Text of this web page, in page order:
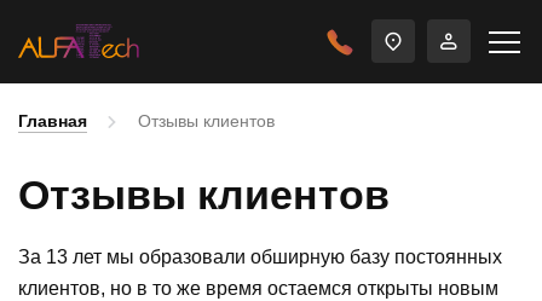
Главная Отзывы клиентов
Отзывы клиентов
За 13 лет мы образовали обширную базу постоянных
клиентов, но в то же время остаемся открыты новым